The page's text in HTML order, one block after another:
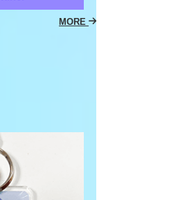
MORE